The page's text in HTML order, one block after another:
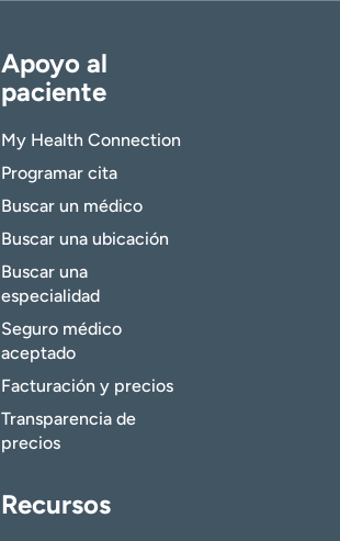
Apoyo al
paciente
My Health Connection
Programar cita
Buscar un médico
Buscar una ubicación
Buscar una
especialidad
Seguro médico
aceptado
Facturación y precios
Transparencia de
precios
Recursos